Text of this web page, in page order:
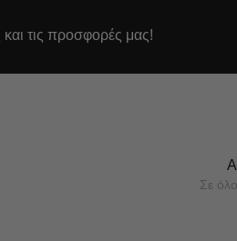
και τις προσφορές μας!
Σε